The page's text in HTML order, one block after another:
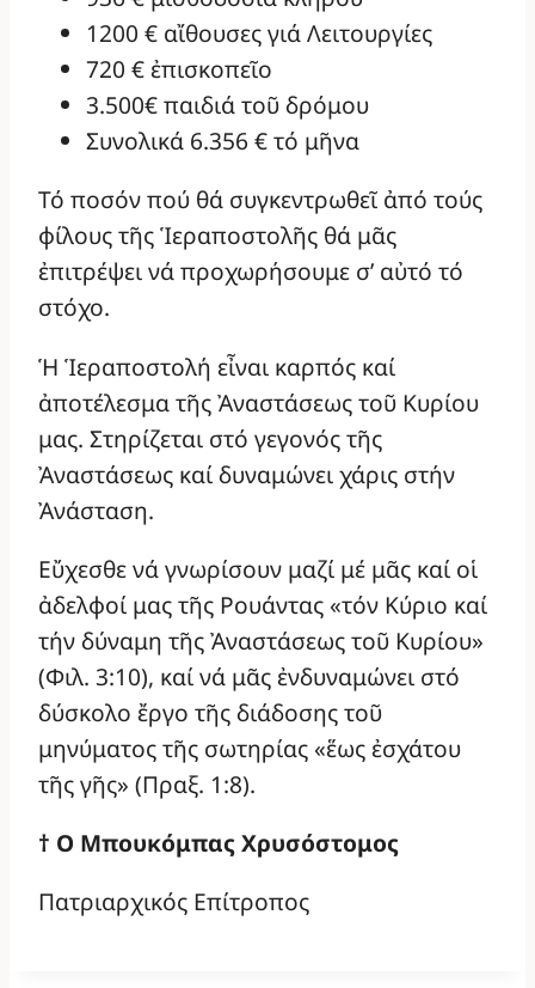
1200 € αἴθουσες γιά Λειτουργίες
720 € ἐπισκοπεῖο
3.500€ παιδιά τοῦ δρόμου
Συνολικά 6.356 € τό μῆνα
Τό ποσόν πού θά συγκεντρωθεῖ ἀπό τούς
φίλους τῆς Ἱεραποστολῆς θά μᾶς
ἐπιτρέψει νά προχωρήσουμε σ’ αὐτό τό
στόχο.
Ἡ Ἱεραποστολή εἶναι καρπός καί
ἀποτέλεσμα τῆς Ἀναστάσεως τοῦ Κυρίου
μας. Στηρίζεται στό γεγονός τῆς
Ἀναστάσεως καί δυναμώνει χάρις στήν
Ἀνάσταση.
Εὔχεσθε νά γνωρίσουν μαζί μέ μᾶς καί οἱ
ἀδελφοί μας τῆς Ρουάντας «τόν Κύριο καί
τήν δύναμη τῆς Ἀναστάσεως τοῦ Κυρίου»
(Φιλ. 3:10), καί νά μᾶς ἐνδυναμώνει στό
δύσκολο ἔργο τῆς διάδοσης τοῦ
μηνύματος τῆς σωτηρίας «ἕως ἐσχάτου
τῆς γῆς» (Πραξ. 1:8).
† Ο Μπουκόμπας Χρυσόστομος
Πατριαρχικός Επίτροπος